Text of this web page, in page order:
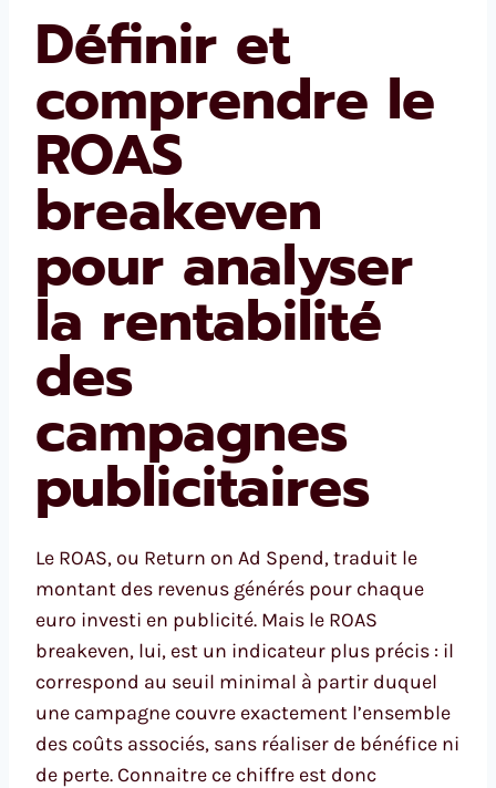
Définir et
comprendre le
ROAS
breakeven
pour analyser
la rentabilité
des
campagnes
publicitaires
Le ROAS, ou Return on Ad Spend, traduit le
montant des revenus générés pour chaque
euro investi en publicité. Mais le ROAS
breakeven, lui, est un indicateur plus précis : il
correspond au seuil minimal à partir duquel
une campagne couvre exactement l’ensemble
des coûts associés, sans réaliser de bénéfice ni
de perte. Connaitre ce chiffre est donc